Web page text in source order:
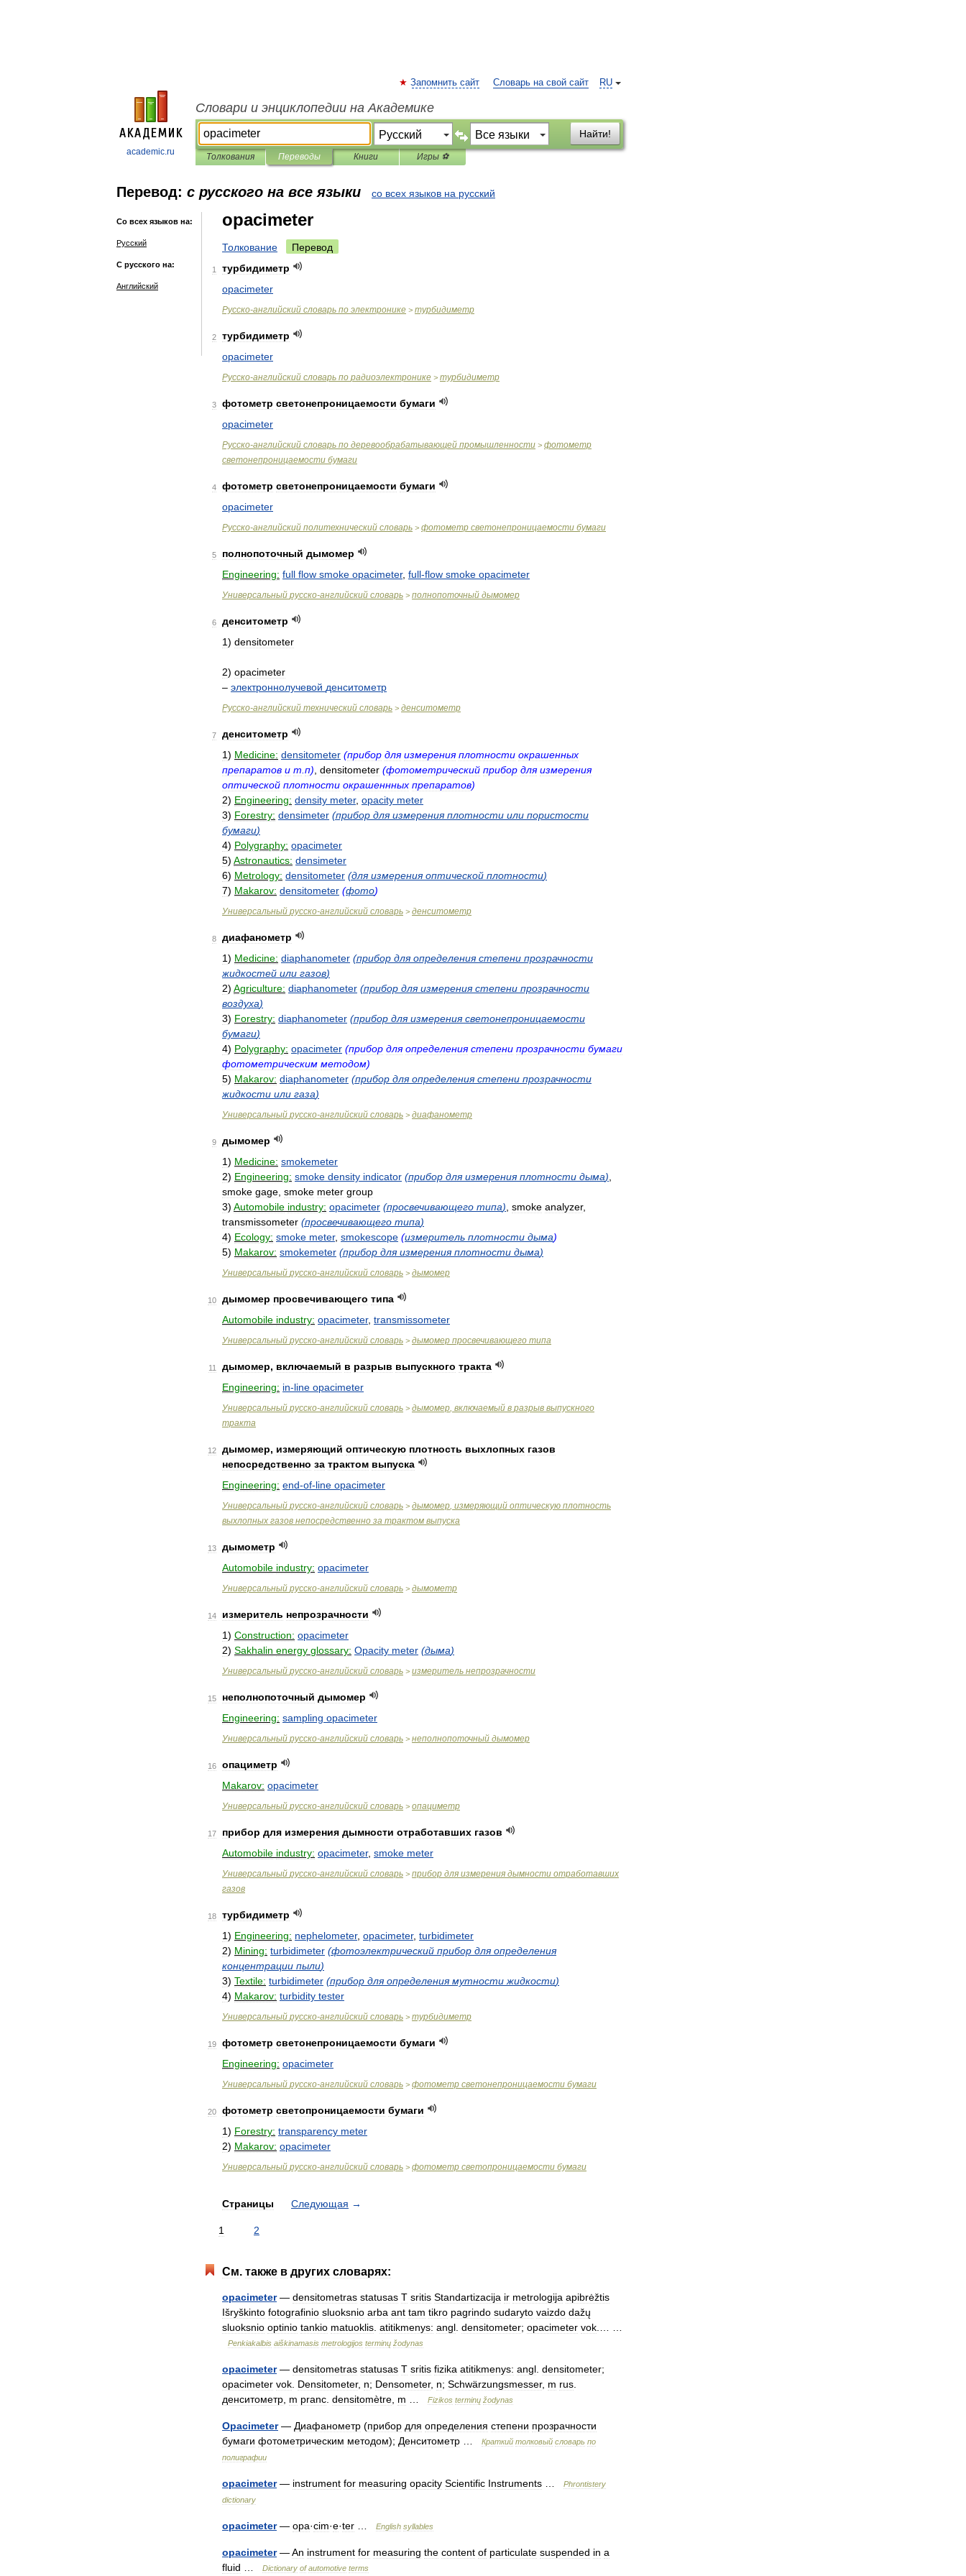
academic.ru
RU
Запомнить сайт Словарь на свой сайт
Словари и энциклопедии на Академике
Найти!
Толкования Переводы Книги Игры ⚽
Перевод: с русского на все языки со всех языков на русский
Со всех языков на:
Русский
С русского на:
Английский
opacimeter
Толкование Перевод
1
турбидиметр
opacimeter
Русско-английский словарь по электронике > турбидиметр
2
турбидиметр
opacimeter
Русско-английский словарь по радиоэлектронике > турбидиметр
3 фотометр светонепроницаемости бумаги
opacimeter
Русско-английский словарь по деревообрабатывающей промышленности > фотометр
светонепроницаемости бумаги
4 фотометр светонепроницаемости бумаги
opacimeter
Русско-английский политехнический словарь > фотометр светонепроницаемости бумаги
5 полнопоточный дымомер
Engineering: full flow smoke opacimeter, full-flow smoke opacimeter
Универсальный русско-английский словарь > полнопоточный дымомер
6
денситометр
1) densitometer
2) opacimeter
– электроннолучевой денситометр
Русско-английский технический словарь > денситометр
7
денситометр
1) Medicine: densitometer (прибор для измерения плотности окрашенных
препаратов и т п) densitometer (фотометрический прибор для измерения
оптической плотности окрашеннных препаратов)
2) Engineering: density meter, opacity meter
3) Forestry: densimeter (прибор для измерения плотности или пористости
бумаги)
4) Polygraphy: opacimeter
5) Astronautics: densimeter
6) Metrology: densitometer (для измерения оптической плотности)
7) Makarov: densitometer (фото)
Универсальный русско-английский словарь > денситометр
8
диафанометр
1) Medicine: diaphanometer (прибор для определения степени прозрачности
жидкостей или газов)
2) Agriculture: diaphanometer (прибор для измерения степени прозрачности
воздуха)
3) Forestry: diaphanometer (прибор для измерения светонепроницаемости
бумаги)
4) Polygraphy: opacimeter (прибор для определения степени прозрачности бумаги
фотометрическим методом)
5) Makarov: diaphanometer (прибор для определения степени прозрачности
жидкости или газа)
Универсальный русско-английский словарь > диафанометр
9
дымомер
1) Medicine: smokemeter
2) Engineering: smoke density indicator (прибор для измерения плотности дыма)
smoke gage smoke meter group
3) Automobile industry: opacimeter (просвечивающего типа) smoke analyzer,
transmissometer (просвечивающего типа)
4) Ecology: smoke meter, smokescope (измеритель плотности дыма)
5) Makarov: smokemeter (прибор для измерения плотности дыма)
Универсальный русско-английский словарь > дымомер
10 дымомер просвечивающего типа
Automobile industry: opacimeter, transmissometer
Универсальный русско-английский словарь > дымомер просвечивающего типа
11 дымомер, включаемый в разрыв выпускного тракта
Engineering: in-line opacimeter
Универсальный русско-английский словарь > дымомер, включаемый в разрыв выпускного
тракта
12 дымомер, измеряющий оптическую плотность выхлопных газов
непосредственно за трактом выпуска
Engineering: end-of-line opacimeter
Универсальный русско-английский словарь > дымомер, измеряющий оптическую плотность
выхлопных газов непосредственно за трактом выпуска
13
дымометр
Automobile industry: opacimeter
Универсальный русско-английский словарь > дымометр
14 измеритель непрозрачности
1) Construction: opacimeter
2) Sakhalin energy glossary: Opacity meter (дыма)
Универсальный русско-английский словарь > измеритель непрозрачности
15 неполнопоточный дымомер
Engineering: sampling opacimeter
Универсальный русско-английский словарь > неполнопоточный дымомер
16
опациметр
Makarov: opacimeter
Универсальный русско-английский словарь > опациметр
17 прибор для измерения дымности отработавших газов
Automobile industry: opacimeter, smoke meter
Универсальный русско-английский словарь > прибор для измерения дымности отработавших
газов
18
турбидиметр
1) Engineering: nephelometer, opacimeter, turbidimeter
2) Mining: turbidimeter (фотоэлектрический прибор для определения
концентрации пыли)
3) Textile: turbidimeter (прибор для определения мутности жидкости)
4) Makarov: turbidity tester
Универсальный русско-английский словарь > турбидиметр
19 фотометр светонепроницаемости бумаги
Engineering: opacimeter
Универсальный русско-английский словарь > фотометр светонепроницаемости бумаги
20 фотометр светопроницаемости бумаги
1) Forestry: transparency meter
2) Makarov: opacimeter
Универсальный русско-английский словарь > фотометр светопроницаемости бумаги
Страницы Следующая →
1 2
См. также в других словарях:
opacimeter— densitometras statusas T sritis Standartizacija ir metrologija apibrėžtis
Išryškinto fotografinio sluoksnio arba ant tam tikro pagrindo sudaryto vaizdo dažų
sluoksnio optinio tankio matuoklis atitikmenys: angl densitometer; opacimeter vok
Penkiakalbis aiškinamasis metrologijos terminų žodynas
opacimeter— densitometras statusas T sritis fizika atitikmenys: angl densitometer;
opacimeter vok Densitometer, n; Densometer, n; Schwärzungsmesser, m rus
денситометр m pranc densitomètre m Fizikos terminų žodynas
Opacimeter— Диафанометр (прибор для определения степени прозрачности
бумаги фотометрическим методом); Денситометр Краткий толковый словарь по
полиграфии
opacimeter— instrument for measuring opacity Scientific Instruments
Phrontistery
dictionary
opacimeter— opa·cim·e·ter English syllables
opacimeter—An instrument for measuring the content of particulate suspended in a
fluid
Dictionary of automotive terms